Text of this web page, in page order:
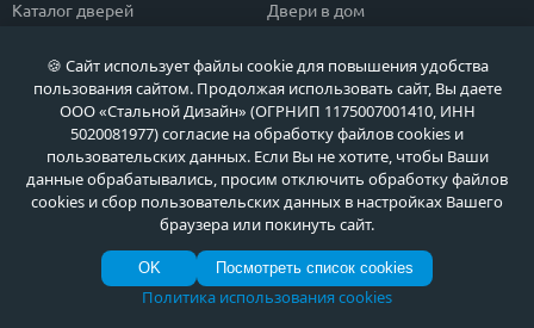
Каталог дверей
Популярные двери
Быстрый подбор двери
Двери класса ЭКОНОМ
Двери в дом
Двери в квартиру
Тамбурные двери
Противопожарные двери
Политика обработки персональных данных
Политика обработки файлов Cookie
© МЕТА ДВЕРИ, Входные металлические двери в Москве и Московской области
по выгодным ценам, 2026 г.
🍪 Сайт использует файлы cookie для повышения удобства
пользования сайтом. Продолжая использовать сайт, Вы даете
ООО «Стальной Дизайн» (ОГРНИП 1175007001410, ИНН
5020081977) согласие на обработку файлов cookies и
пользовательских данных. Если Вы не хотите, чтобы Ваши
данные обрабатывались, просим отключить обработку файлов
cookies и сбор пользовательских данных в настройках Вашего
браузера или покинуть сайт.
OK Посмотреть список cookies
Политика использования cookies